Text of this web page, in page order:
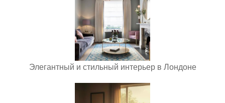
Элегантный и стильный интерьер в Лондоне